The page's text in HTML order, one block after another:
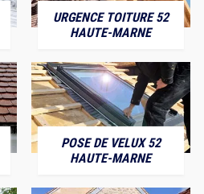
URGENCE TOITURE 52
HAUTE-MARNE
POSE DE VELUX 52
HAUTE-MARNE